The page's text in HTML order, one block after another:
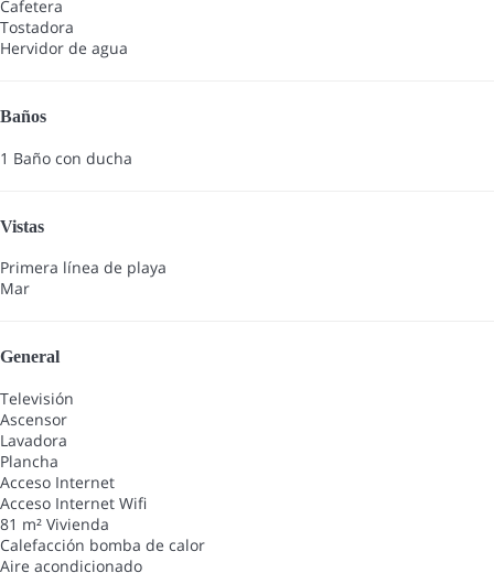
Cafetera
Tostadora
Hervidor de agua
Baños
1 Baño con ducha
Vistas
Primera línea de playa
Mar
General
Televisión
Ascensor
Lavadora
Plancha
Acceso Internet
Acceso Internet Wifi
81 m² Vivienda
Calefacción bomba de calor
Aire acondicionado